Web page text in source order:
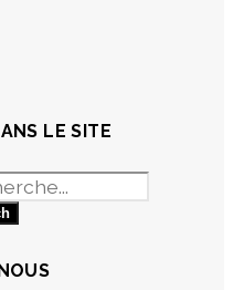
LE SITE